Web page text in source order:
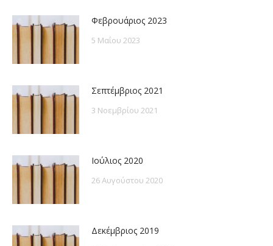
Φεβρουάριος 2023
5 Μαΐου 2023
Σεπτέμβριος 2021
3 Νοεμβρίου 2021
Ιούλιος 2020
26 Αυγούστου 2020
Δεκέμβριος 2019